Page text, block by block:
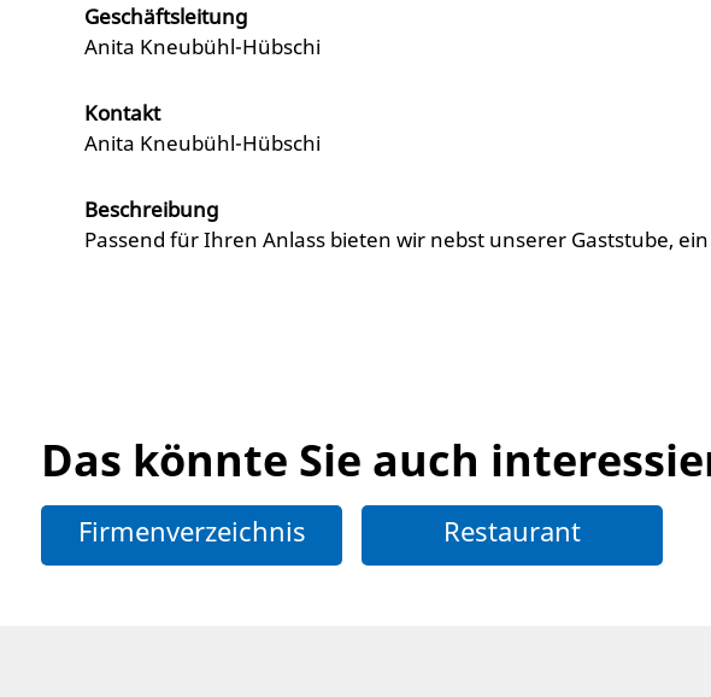
Geschäftsleitung
Anita Kneubühl-Hübschi
Kontakt
Anita Kneubühl-Hübschi
Beschreibung
Passend für Ihren Anlass bieten wir nebst unserer Gaststube,
Das könnte Sie auch
Firmenverzeichnis Restaurant